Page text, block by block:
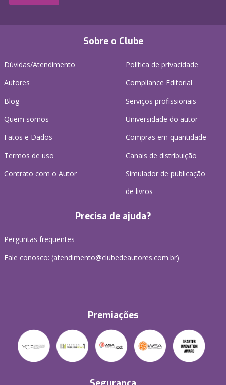
Sobre o Clube
Dúvidas/Atendimento
Autores
Blog
Quem somos
Fatos e Dados
Termos de uso
Contrato com o Autor
Política de privacidade
Compliance Editorial
Serviços profissionais
Universidade do autor
Compras em quantidade
Canais de distribuição
Simulador de publicação
de livros
Precisa de ajuda?
Perguntas frequentes
Fale conosco: (atendimento@clubedeautores.com.br)
Premiações